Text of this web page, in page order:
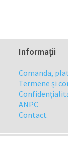
Informații
Comanda,
Termene și
ANPC
Contact